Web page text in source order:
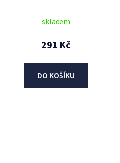
skladem
291 Kč
DO KOŠÍKU